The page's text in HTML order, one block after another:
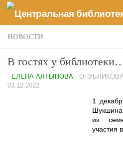
Перейти к содержимому
НОВОСТИ
В гостях у
- ЕЛЕНА АЛТЫНОВА ·
03.12.2022
1
из
участия